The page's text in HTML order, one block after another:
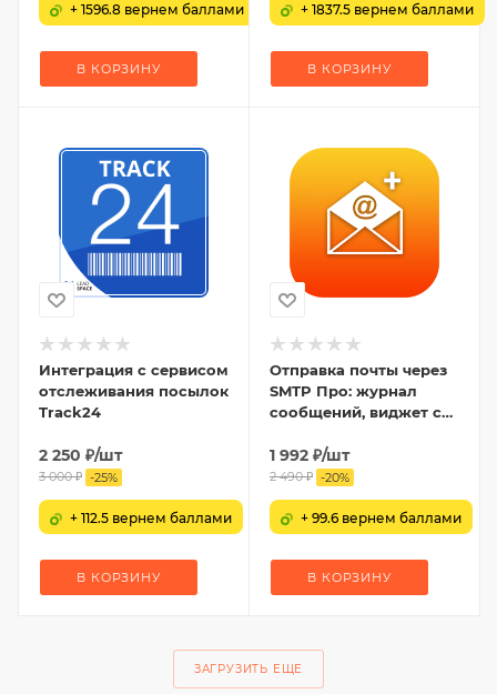
+ 1596.8 вернем баллами
В КОРЗИНУ
+ 1837.5 вернем баллами
В КОРЗИНУ
Интеграция с сервисом
отслеживания посылок
Track24
2 250 ₽/шт
3 000₽ -25%
+ 112.5 вернем баллами
В КОРЗИНУ
Отправка почты через
SMTP Про: журнал
сообщений, виджет с
DKIM-подпись
1 992 ₽/шт
2 490₽ -20%
+ 99.6 вернем баллами
В КОРЗИНУ
ЗАГРУЗИТЬ ЕЩЕ